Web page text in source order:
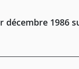
décembre 1986